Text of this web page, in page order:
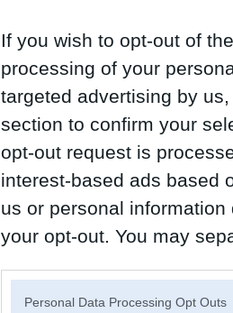
If you wish to opt-out of
processing of your
targeted advertising by
section to confirm your
opt-out request is
interest-based ads based
us or personal
your opt-out. You may
Personal Data Processing Opt Outs